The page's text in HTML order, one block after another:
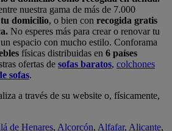
nuestra gama de más de 7.000
domicilio, o bien con recogida gratis
No esperes más para crear o renovar tu
espacio con mucho estilo. Conforama
físicas distribuidas en 6 países
ofertas de sofas baratos, colchones
sofas.
a través de su website o, físicamente,
de Henares, Alcorcón, Alfafar, Alicante,